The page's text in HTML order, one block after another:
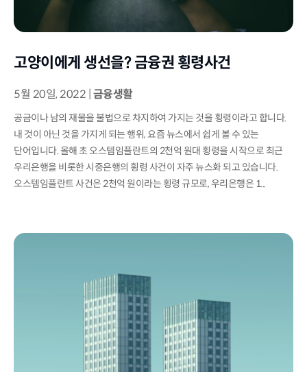
고양이에게 생선을? 금융권 횡령사건
5월 20일, 2022 |금융생활
공금이나 남의 재물을 불법으로 차지하여 가지는 것을 횡령이라고 합니다.
내 것이 아닌 것을 가지게 되는 행위, 요즘 뉴스에서 쉽게 볼 수 있는
단어입니다. 올해 초 오스템임플란트의 2천억 원대 횡령을 시작으로 최근
우리은행을 비롯한 시중은행의 횡령 사건이 자주 뉴스화 되고 있습니다.
오스템임플란트 사건은 2천억 원이라는 횡령 규모로, 우리은행은 1...